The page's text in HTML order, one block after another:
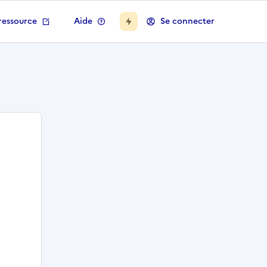
Aide Se connecter